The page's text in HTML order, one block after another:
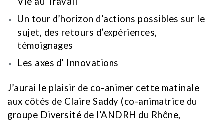
Un tour d’horizon d’actions possibles sur le
sujet, des retours d’expériences,
témoignages
Les axes d’ Innovations
J’aurai le plaisir de co-animer cette matinale
aux côtés de Claire Saddy (co-animatrice du
groupe Diversité de l’ANDRH du Rhône,